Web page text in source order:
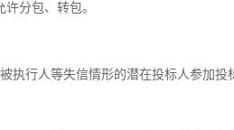
许分包、转包。
执行人等失信情形的潜在投标人参加投